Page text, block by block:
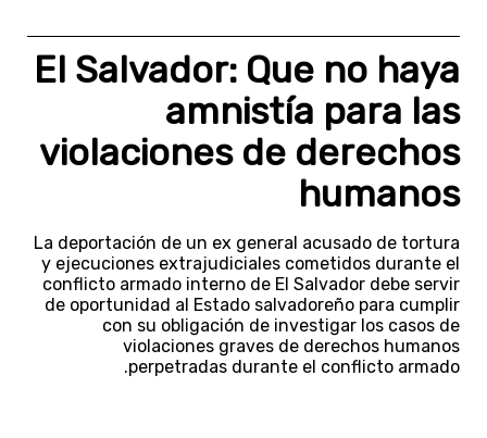
El Salvador: Que no haya
amnistía para las
violaciones de derechos
humanos
La deportación de un ex general acusado de tortura
y ejecuciones extrajudiciales cometidos durante el
conflicto armado interno de El Salvador debe servir
de oportunidad al Estado salvadoreño para cumplir
con su obligación de investigar los casos de
violaciones graves de derechos humanos
perpetradas durante el conflicto armado.